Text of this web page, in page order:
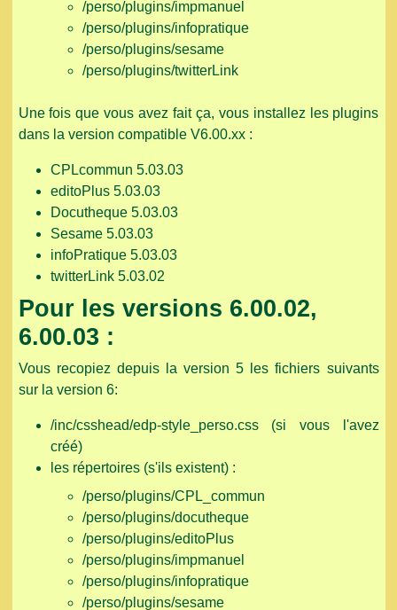
/perso/plugins/impmanuel
/perso/plugins/infopratique
/perso/plugins/sesame
/perso/plugins/twitterLink
Une fois que vous avez fait ça, vous installez les plugins
dans la version compatible V6.00.xx :
CPLcommun 5.03.03
editoPlus 5.03.03
Docutheque 5.03.03
Sesame 5.03.03
infoPratique 5.03.03
twitterLink 5.03.02
Pour les versions 6.00.02,
6.00.03 :
Vous recopiez depuis la version 5 les fichiers suivants
sur la version 6:
/inc/csshead/edp-style_perso.css (si vous l'avez
créé)
les répertoires (s'ils existent) :
/perso/plugins/CPL_commun
/perso/plugins/docutheque
/perso/plugins/editoPlus
/perso/plugins/impmanuel
/perso/plugins/infopratique
/perso/plugins/sesame